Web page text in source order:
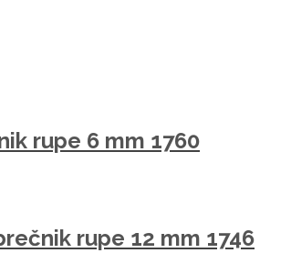
rupe 6 mm 1760
rupe 12 mm 1746